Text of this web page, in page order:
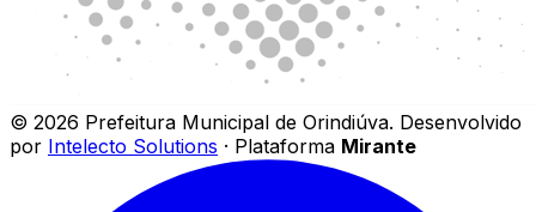
© 2026 Prefeitura Municipal de Orindiúva. Desenvolvido
por Intelecto Solutions · Plataforma Mirante